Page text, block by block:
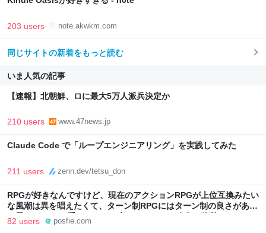
203 users note.akwkm.com
同じサイトの新着をもっと読む
いま人気の記事
【速報】北朝鮮、ロに最大5万人派兵決定か
210 users www.47news.jp
Claude Code で「ループエンジニアリング」を実践してみた
211 users zenn.dev/tetsu_don
RPGが好きなんですけど、現在のアクションRPGが上位互換みたい
な風潮は異を唱えたくて、ターン制RPGにはターン制の良さがある
と思ってます 一手をじっくり考えられたり、途中で休憩したりでき
るのがターン制の良さじゃないですか もっとターン制を煮詰めて欲
82 users posfie.com